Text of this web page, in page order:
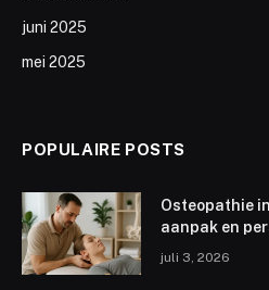
juni 2025
mei 2025
POPULAIRE POSTS
Osteopathie
aanpak en
juli 3, 2026